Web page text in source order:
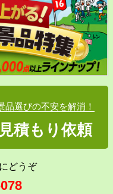
品選びの不安を解消！
見積もり依頼
どうぞ